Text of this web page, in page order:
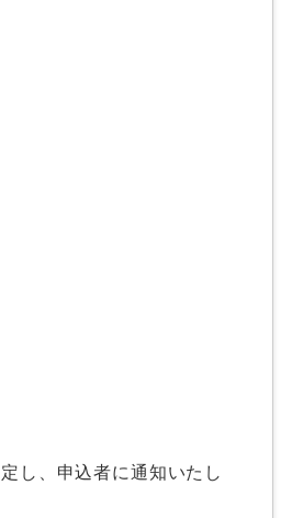
し、申込者に通知いたし